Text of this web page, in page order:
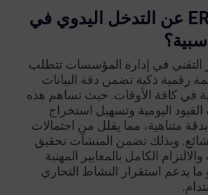
هل يغنيك ERP عن التدخل اليدوي في
التقني في إدارة المؤسسات تتطلب
رقمية ذكية تضمن دقة البيانات
في كافة الأوقات. حيث تساهم هذه
القيود اليومية وتسهيل استخراج
بدقة متناهية، مما يقلل من احتمالات
وبذلك تضمن المنشآت تحقيق
والالتزام الكامل بالمعايير المهنية
ما يدعم استقرار النشاط التجاري